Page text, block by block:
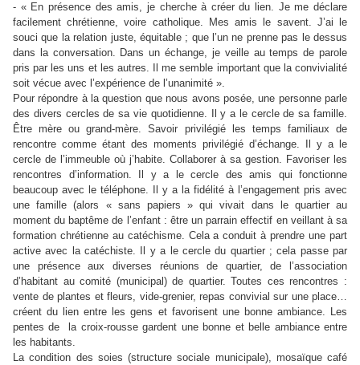
- « En présence des amis, je cherche à créer du lien. Je me déclare
facilement chrétienne, voire catholique. Mes amis le savent. J’ai le
souci que la relation juste, équitable ; que l’un ne prenne pas le dessus
dans la conversation. Dans un échange, je veille au temps de parole
pris par les uns et les autres. Il me semble important que la convivialité
soit vécue avec l’expérience de l’unanimité ».
Pour répondre à la question que nous avons posée, une personne parle
des divers cercles de sa vie quotidienne. Il y a le cercle de sa famille.
Être mère ou grand-mère. Savoir privilégié les temps familiaux de
rencontre comme étant des moments privilégié d’échange. Il y a le
cercle de l’immeuble où j’habite. Collaborer à sa gestion. Favoriser les
rencontres d’information. Il y a le cercle des amis qui fonctionne
beaucoup avec le téléphone. Il y a la fidélité à l’engagement pris avec
une famille (alors « sans papiers » qui vivait dans le quartier au
moment du baptême de l’enfant : être un parrain effectif en veillant à sa
formation chrétienne au catéchisme. Cela a conduit à prendre une part
active avec la catéchiste. Il y a le cercle du quartier ; cela passe par
une présence aux diverses réunions de quartier, de l’association
d’habitant au comité (municipal) de quartier. Toutes ces rencontres :
vente de plantes et fleurs, vide-grenier, repas convivial sur une place…
créent du lien entre les gens et favorisent une bonne ambiance. Les
pentes de la croix-rousse gardent une bonne et belle ambiance entre
les habitants.
La condition des soies (structure sociale municipale), mosaïque café